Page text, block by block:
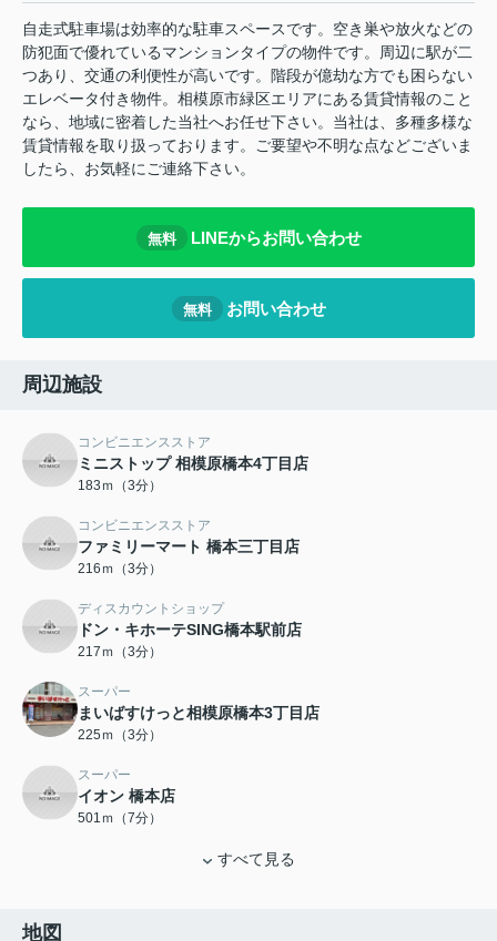
自走式駐車場は効率的な駐車スペースです。空き巣や放火などの
防犯面で優れているマンションタイプの物件です。周辺に駅が二
つあり、交通の利便性が高いです。階段が億劫な方でも困らない
エレベータ付き物件。相模原市緑区エリアにある賃貸情報のこと
なら、地域に密着した当社へお任せ下さい。当社は、多種多様な
賃貸情報を取り扱っております。ご要望や不明な点などございま
したら、お気軽にご連絡下さい。
無料 LINEからお問い合わせ
無料 お問い合わせ
周辺施設
コンビニエンスストア
ミニストップ 相模原橋本4丁目店
183ｍ（3分）
コンビニエンスストア
ファミリーマート 橋本三丁目店
216ｍ（3分）
ディスカウントショップ
ドン・キホーテSING橋本駅前店
217ｍ（3分）
スーパー
まいばすけっと相模原橋本3丁目店
225ｍ（3分）
スーパー
イオン 橋本店
501ｍ（7分）
すべて見る
地図